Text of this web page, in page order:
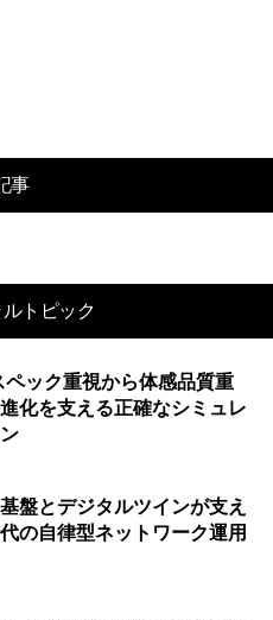
事
トピック
ペック重視から体感品質重
化を支える正確なシミュレ
盤とデジタルツインが支え
の自律型ネットワーク運用